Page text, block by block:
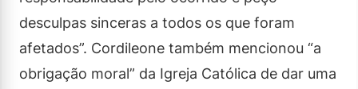
desculpas sinceras a todos os que foram
afetados”. Cordileone também mencionou “a
obrigação moral” da Igreja Católica de dar uma